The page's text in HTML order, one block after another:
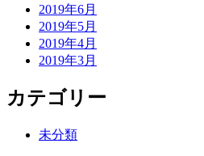
2019年6月
2019年5月
2019年4月
2019年3月
カテゴリー
未分類